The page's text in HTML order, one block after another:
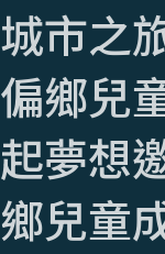
城市之
偏鄉兒
起夢想
鄉兒童